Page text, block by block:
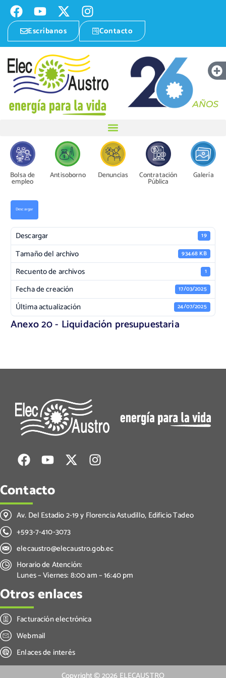
Escríbanos Contacto
Bolsa de
empleo
Antisoborno Denuncias Contratación
Pública
Galería
Descargar
Descargar 19
Tamaño del archivo 934.68 KB
Recuento de archivos 1
Fecha de creación 17/03/2025
Última actualización 24/07/2025
Anexo 20 - Liquidación presupuestaria
Contacto
Av. Del Estadio 2-19 y Florencia Astudillo, Edificio Tadeo
+593-7-410-3073
elecaustro@elecaustro.gob.ec
Horario de Atención:
Lunes – Viernes: 8:00 am – 16:40 pm
Otros enlaces
Facturación electrónica
Webmail
Enlaces de interés